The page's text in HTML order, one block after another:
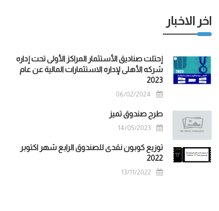
اخر الاخبار
إحتلت صناديق الأستثمار المراكز الأولى تحت إداره
شركه الأهلى لإداره الاستثمارات المالية عن عام
2023
06/02/2024
طرح صندوق تميز
14/05/2023
توزيع كوبون نقدى للصندوق الرابع شهر اكتوبر
2022
13/11/2022